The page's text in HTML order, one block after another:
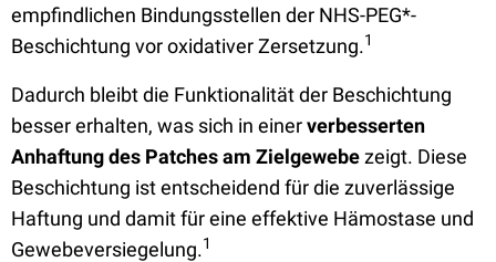
empfindlichen Bindungsstellen der NHS-PEG*-
Beschichtung vor oxidativer Zersetzung.1
Dadurch bleibt die Funktionalität der Beschichtung
besser erhalten, was sich in einerverbesserten
Anhaftung des Patches am Zielgewebezeigt. Diese
Beschichtung ist entscheidend für die zuverlässige
Haftung und damit für eine effektive Hämostase und
Gewebeversiegelung.1